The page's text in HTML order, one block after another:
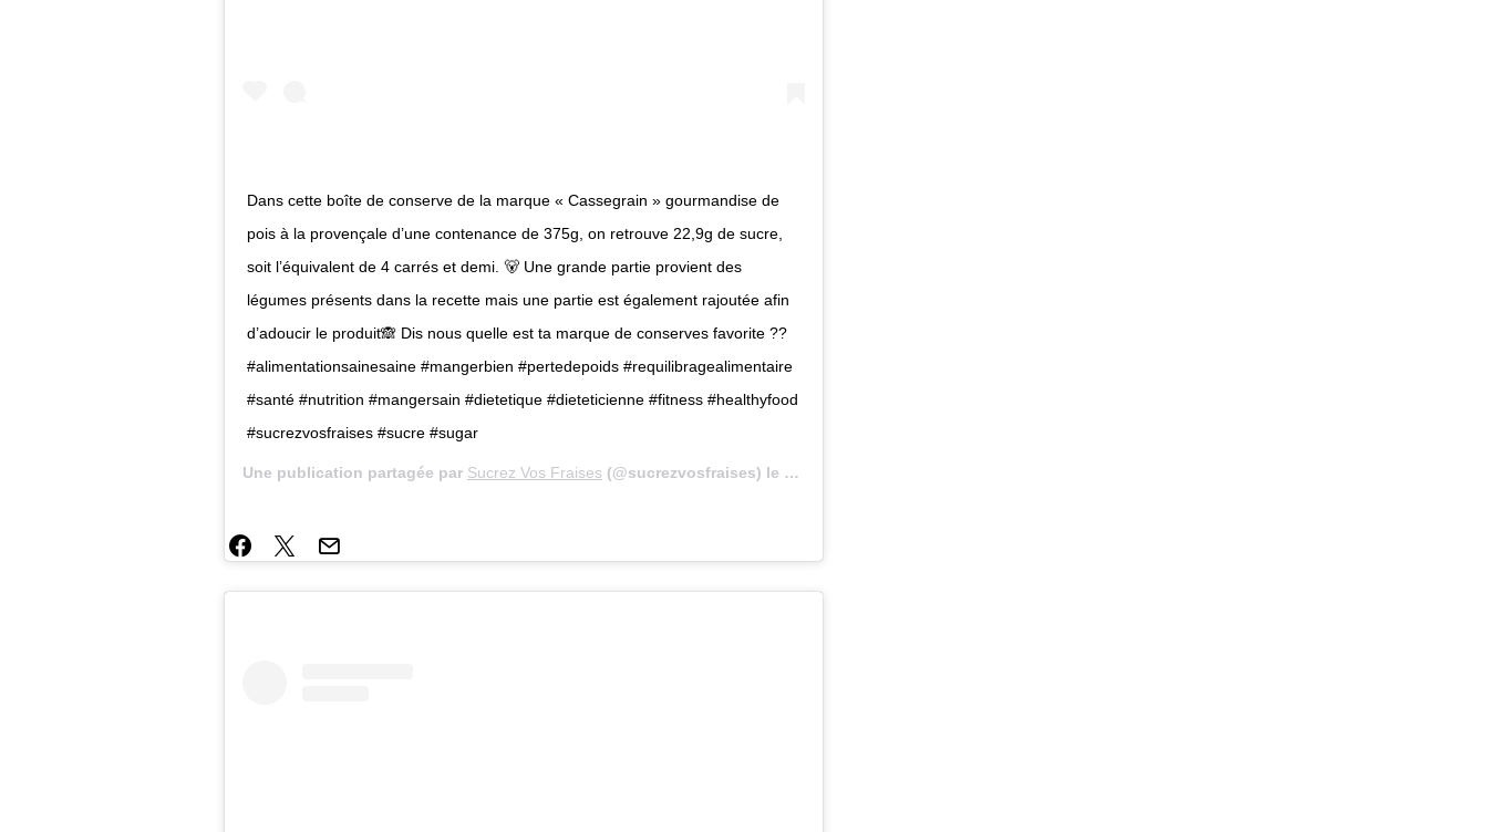
Dans cette boîte de conserve de la marque « Cassegrain » gourmandise de
pois à la provençale d’une contenance de 375g, on retrouve 22,9g de sucre,
soit l’équivalent de 4 carrés et demi. 🐻 Une grande partie provient des
légumes présents dans la recette mais une partie est également rajoutée afin
d’adoucir le produit🙈 Dis nous quelle est ta marque de conserves favorite ??
#alimentationsainesaine #mangerbien #pertedepoids #requilibragealimentaire
#santé #nutrition #mangersain #dietetique #dieteticienne #fitness #healthyfood
#sucrezvosfraises #sucre #sugar
Une publication partagée par Sucrez Vos Fraises (@sucrezvosfraises) le 11 Mars 2019 à 10 :33 PDT